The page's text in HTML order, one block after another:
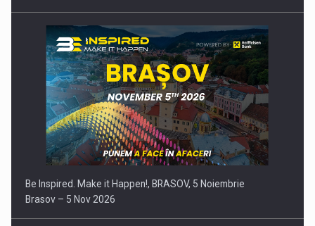
Be Inspired. Make it Happen!, BRASOV, 5 Noiembrie
Brasov – 5 Nov 2026